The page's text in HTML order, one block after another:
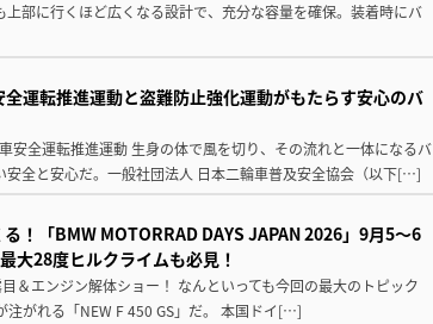
部に行くほど広くなる設計で、充分な容量を確保。装着時にバ
運転推進運動と盗難防止強化運動がもたらす安心のバ
安全運転推進運動 生身の体で風を切り、その流れと一体になるバ
安全と安心だ。一般社団法人 日本二輪車普及安全協会（以下[…]
！「BMW MOTORRAD DAYS JAPAN 2026」9月5〜6
大28度ヒルクライムも必見！
＆エンジン解体ショー！ なんといっても今回の最大のトピック
がれる「NEW F 450 GS」だ。 本国ドイ[…]